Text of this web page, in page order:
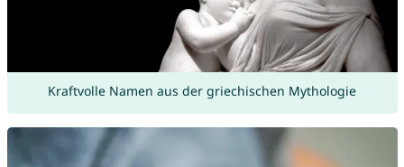
Kraftvolle Namen aus der griechischen Mythologie